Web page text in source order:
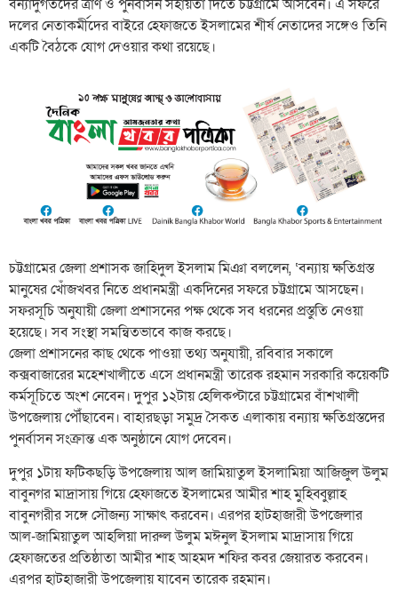
বন্যাদুর্গতদের ত্রাণ ও পুনর্বাসন সহায়তা দিতে চট্টগ্রামে আসবেন। এ সফরে
দলের নেতাকর্মীদের বাইরে হেফাজতে ইসলামের শীর্ষ নেতাদের সঙ্গেও তিনি
একটি বৈঠকে যোগ দেওয়ার কথা রয়েছে।
চট্টগ্রামের জেলা প্রশাসক জাহিদুল ইসলাম মিঞা বললেন, ‘বন্যায় ক্ষতিগ্রস্ত
মানুষের খোঁজখবর নিতে প্রধানমন্ত্রী একদিনের সফরে চট্টগ্রামে আসছেন।
সফরসূচি অনুযায়ী জেলা প্রশাসনের পক্ষ থেকে সব ধরনের প্রস্তুতি নেওয়া
হয়েছে। সব সংস্থা সমন্বিতভাবে কাজ করছে।
জেলা প্রশাসনের কাছ থেকে পাওয়া তথ্য অনুযায়ী, রবিবার সকালে
কক্সবাজারের মহেশখালীতে এসে প্রধানমন্ত্রী তারেক রহমান সরকারি কয়েকটি
কর্মসূচিতে অংশ নেবেন। দুপুর ১২টায় হেলিকপ্টারে চট্টগ্রামের বাঁশখালী
উপজেলায় পৌঁছাবেন। বাহারছড়া সমুদ্র সৈকত এলাকায় বন্যায় ক্ষতিগ্রস্তদের
পুনর্বাসন সংক্রান্ত এক অনুষ্ঠানে যোগ দেবেন।
দুপুর ১টায় ফটিকছড়ি উপজেলায় আল জামিয়াতুল ইসলামিয়া আজিজুল উলুম
বাবুনগর মাদ্রাসায় গিয়ে হেফাজতে ইসলামের আমীর শাহ মুহিব্বুল্লাহ
বাবুনগরীর সঙ্গে সৌজন্য সাক্ষাৎ করবেন। এরপর হাটহাজারী উপজেলার
আল-জামিয়াতুল আহলিয়া দারুল উলুম মঈনুল ইসলাম মাদ্রাসায় গিয়ে
হেফাজতের প্রতিষ্ঠাতা আমীর শাহ আহমদ শফির কবর জেয়ারত করবেন।
এরপর হাটহাজারী উপজেলায় যাবেন তারেক রহমান।